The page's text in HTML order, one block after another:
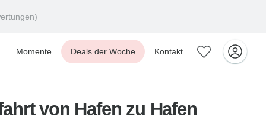
Momente Deals der Woche Kontakt
von Hafen zu Hafen